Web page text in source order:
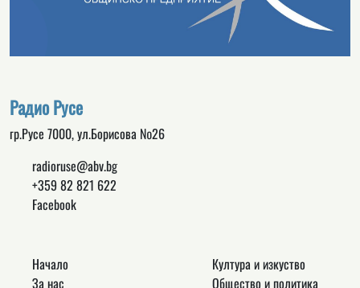
Радио Русе
гр.Русе 7000, ул.Борисова №26
radioruse@abv.bg
+359 82 821 622
Facebook
Начало
За нас
Култура и изкуство
Общество и политика